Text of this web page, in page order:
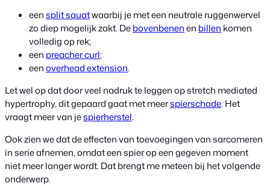
eensplit squatwaarbij je met een neutrale ruggenwervel
zo diep mogelijk zakt. Debovenbenenen billen komen
volledig op rek;
een preacher curl;
eenoverhead extension.
Let wel op dat door veel nadruk te leggen op stretch mediated
hypertrophy, dit gepaard gaat met meerspierschade. Het
vraagt meer van jespierherstel.
Ook zien we dat de effecten van toevoegingen van sarcomeren
in serie afnemen, omdat een spier op een gegeven moment
niet meer langer wordt. Dat brengt me meteen bij het volgende
onderwerp.